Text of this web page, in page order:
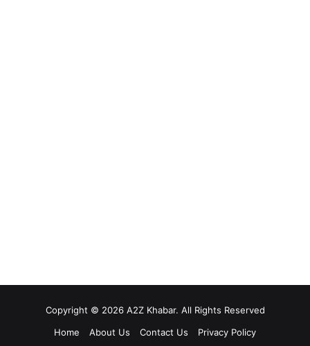
Copyright © 2026 A2Z Khabar. All Rights Reserved
Home
About Us Contact Us Privacy Policy